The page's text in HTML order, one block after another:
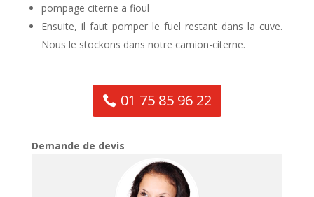
pompage citerne a fioul
Ensuite, il faut pomper le fuel restant dans la cuve.
Nous le stockons dans notre camion-citerne.
01 75 85 96 22
Demande de devis